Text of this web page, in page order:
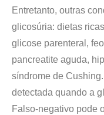
Entretanto, outras
glicosúria: dietas
glicose parenteral,
pancreatite aguda,
síndrome de
detectada quando a
Falso-negativo pode